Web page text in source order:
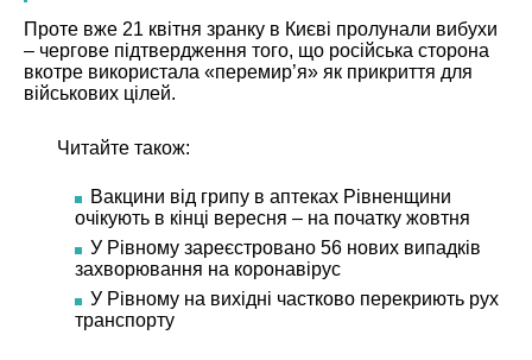
Проте вже 21 квітня зранку в Києві пролунали вибухи
– чергове підтвердження того, що російська сторона
вкотре використала «перемир’я» як прикриття для
військових цілей.
Читайте також:
Вакцини від грипу в аптеках Рівненщини
очікують в кінці вересня – на початку жовтня
У Рівному зареєстровано 56 нових випадків
захворювання на коронавірус
У Рівному на вихідні частково перекриють рух
транспорту